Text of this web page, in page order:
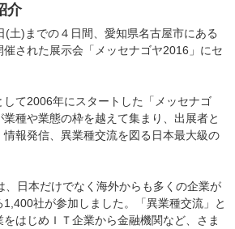
介
土)までの４日間、愛知県名古屋市にある
された展示会「メッセナゴヤ2016」にセ
して2006年にスタートした「メッセナゴ
種や業態の枠を越えて集まり、出展者と
報発信、異業種交流を図る日本最大級の
日本だけでなく海外からも多くの企業が
社が参加しました。「異業種交流」と
はじめＩＴ企業から金融機関など、さま